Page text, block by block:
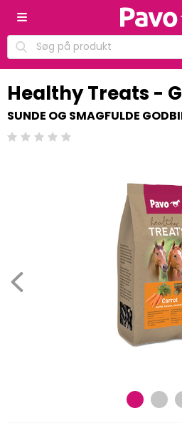
Healthy Treats -
SUNDE OG SMAGFULDE
Beoordeling: 0/5